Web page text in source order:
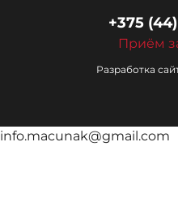
+375
Приём
Разработка
info.macunak@gmail.com